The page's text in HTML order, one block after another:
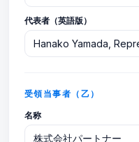
代表者（英語版）
受領当事者（乙）
名称